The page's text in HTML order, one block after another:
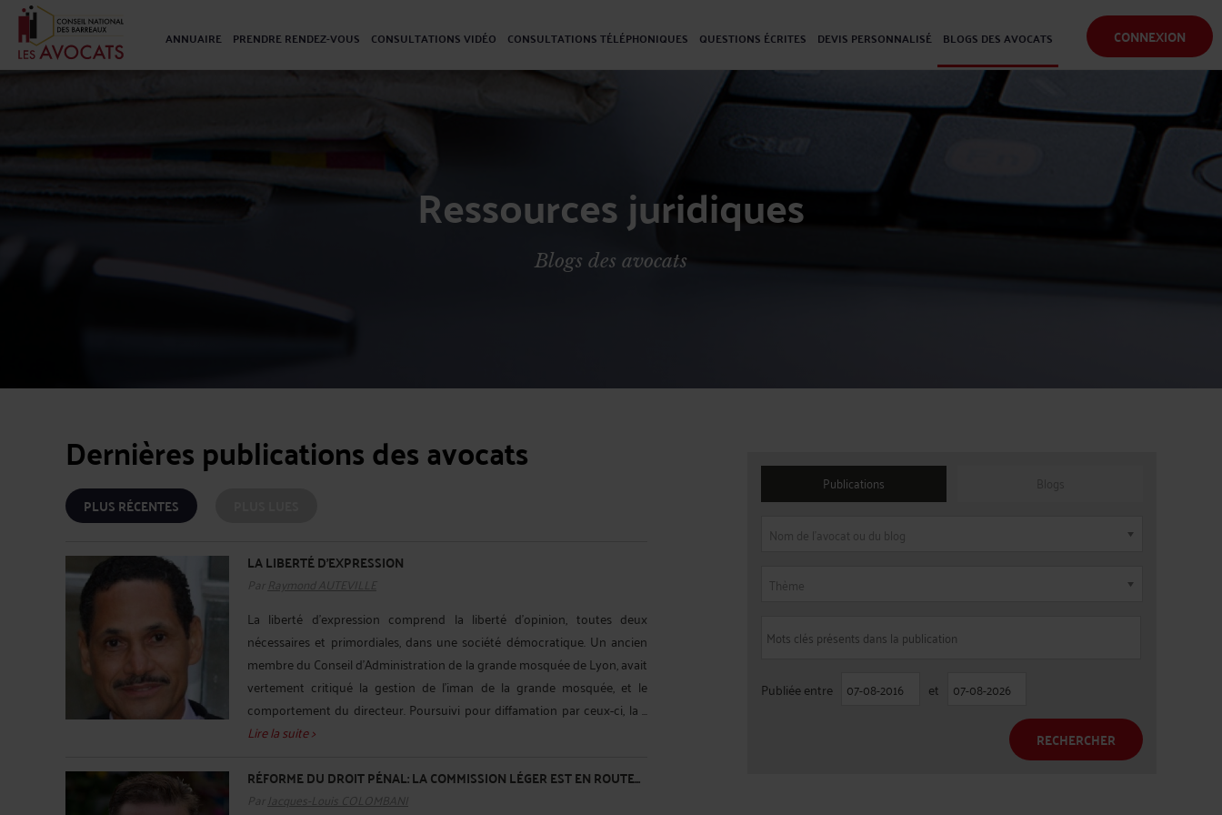
CONNEXION
ANNUAIRE PRENDRE RENDEZ-VOUS CONSULTATIONS VIDÉO CONSULTATIONS TÉLÉPHONIQUES QUESTIONS ÉCRITES DEVIS PERSONNALISÉ BLOGS DES AVOCATS
Ressources juridiques
Blogs des avocats
Dernières publications des avocats
PLUS RÉCENTES
LA LIBERTÉ D’EXPRESSION
Par Raymond AUTEVILLE
La liberté d'expression comprend la liberté d'opinion, toutes deux
nécessaires et primordiales, dans une société démocratique. Un ancien
membre du Conseil d’Administration de la grande mosquée de Lyon, avait
vertement critiqué la gestion de l’iman de la grande mosquée, et le
comportement du directeur. Poursuivi pour diffamation par ceux-ci, la ...
Lire la suite >
RÉFORME DU DROIT PÉNAL: LA COMMISSION LÉGER EST EN ROUTE...
Par Jacques-Louis COLOMBANI
Publications
Nom de l'avocat ou du blog
Thème
Publiée entre et
RECHERCHER